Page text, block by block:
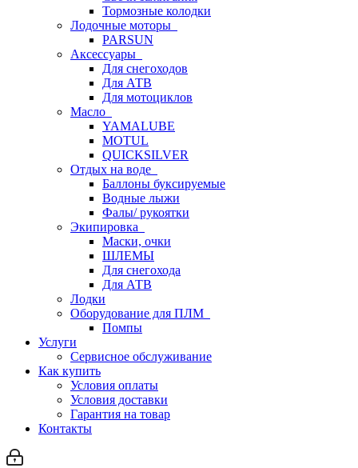
Тормозные колодки
Лодочные моторы
PARSUN
Аксессуары
Для снегоходов
Для АТВ
Для мотоциклов
Масло
YAMALUBE
MOTUL
QUICKSILVER
Отдых на воде
Баллоны буксируемые
Водные лыжи
Фалы/ рукоятки
Экипировка
Маски, очки
ШЛЕМЫ
Для снегохода
Для АТВ
Лодки
Оборудование для ПЛМ
Помпы
Услуги
Сервисное обслуживание
Как купить
Условия оплаты
Условия доставки
Гарантия на товар
Контакты